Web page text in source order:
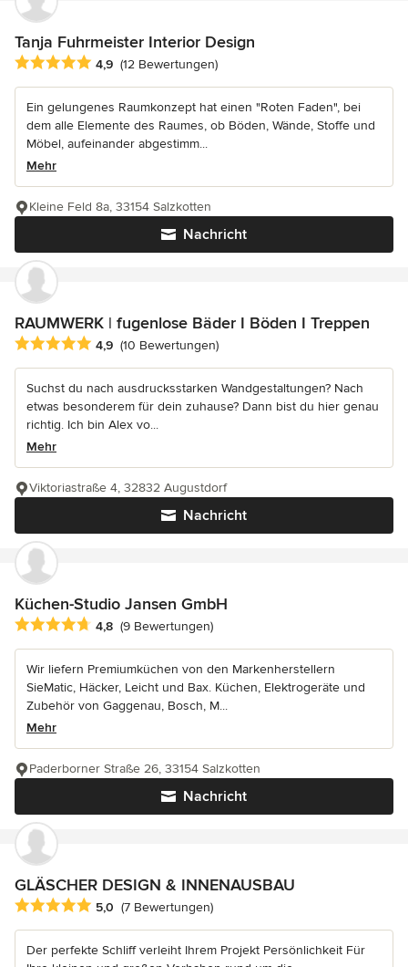
Tanja Fuhrmeister Interior Design
Durchschnittliche Bewertung: 4.9 von 5 Sternen
4,9 (12 Bewertungen)
Ein gelungenes Raumkonzept hat einen "Roten Faden", bei
dem alle Elemente des Raumes, ob Böden, Wände, Stoffe und
Möbel, aufeinander abgestimm...
Mehr
Nachricht
Kleine Feld 8a, 33154 Salzkotten
RAUMWERK | fugenlose Bäder I Böden I Treppen
Durchschnittliche Bewertung: 4.9 von 5 Sternen
4,9 (10 Bewertungen)
Suchst du nach ausdrucksstarken Wandgestaltungen? Nach
etwas besonderem für dein zuhause? Dann bist du hier genau
richtig. Ich bin Alex vo...
Mehr
Nachricht
Viktoriastraße 4, 32832 Augustdorf
Küchen-Studio Jansen GmbH
Durchschnittliche Bewertung: 4.8 von 5 Sternen
4,8 (9 Bewertungen)
Wir liefern Premiumküchen von den Markenherstellern
SieMatic, Häcker, Leicht und Bax. Küchen, Elektrogeräte und
Zubehör von Gaggenau, Bosch, M...
Mehr
Nachricht
Paderborner Straße 26, 33154 Salzkotten
GLÄSCHER DESIGN & INNENAUSBAU
Durchschnittliche Bewertung: 5 von 5 Sternen
5,0 (7 Bewertungen)
Der perfekte Schliff verleiht Ihrem Projekt Persönlichkeit Für